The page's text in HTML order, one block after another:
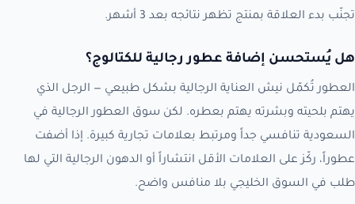
تجنّب بدء العلاقة بمنتج تظهر نتائجه بعد 3 أشهر.
هل يُستحسن إضافة عطور رجالية للكتالوج؟
العطور تُكمّل نيش العناية الرجالية بشكل طبيعي — الرجل الذي
يهتم بلحيته وبشرته يهتم بعطره. لكن سوق العطور الرجالية في
السعودية تنافسي جداً ومرتبط بعلامات تجارية كبيرة. إذا أضفت
عطوراً، ركّز على العلامات الأقل انتشاراً أو الدهون الرجالية التي لها
طلب في السوق الخليجي بلا منافس واضح.